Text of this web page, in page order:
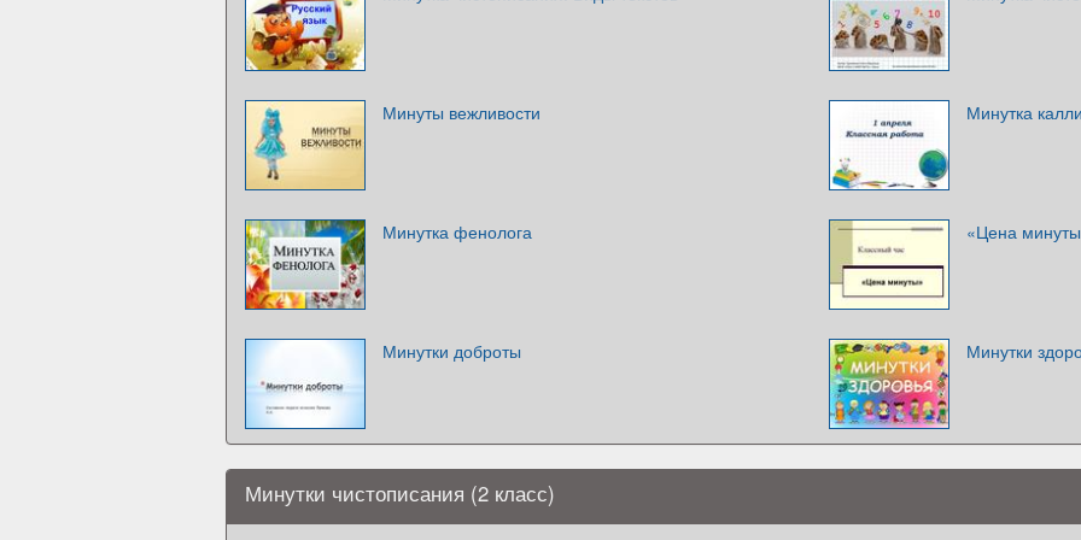
Минуты вежливости Минутка
Минутка фенолога «Цена
Минутки доброты Минутки
Минутки чистописания (2 класс)